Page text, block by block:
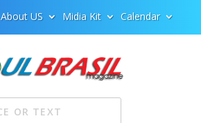
About US Midia Kit Calendar